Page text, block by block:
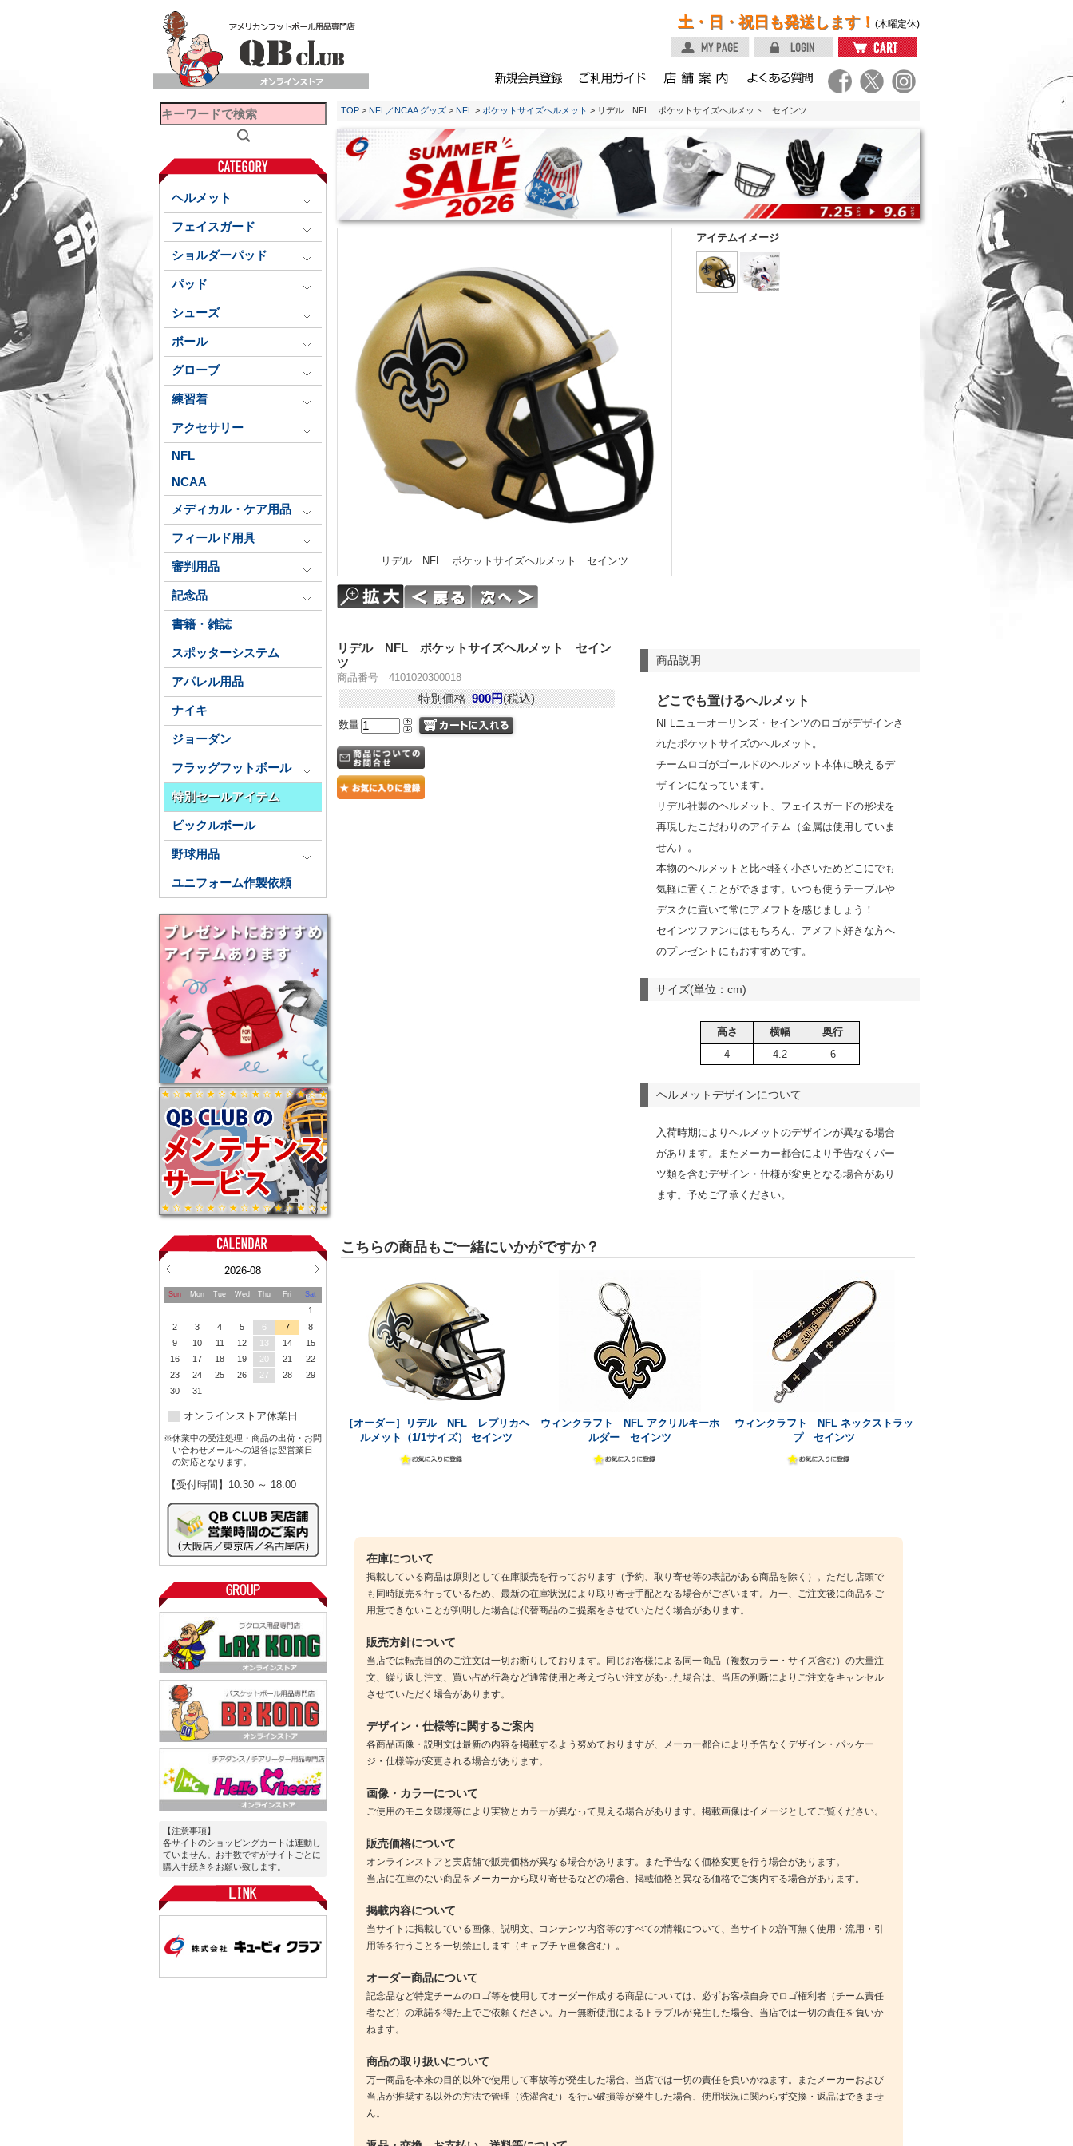
土・日・祝日も発送します！ (木曜定休)
ヘルメット
フェイスガード
ショルダーパッド
パッド
シューズ
ボール
グローブ
練習着
アクセサリー
NFL
NCAA
メディカル・ケア用品
フィールド用具
審判用品
記念品
書籍・雑誌
スポッターシステム
アパレル用品
ナイキ
ジョーダン
フラッグフットボール
特別セールアイテム
ピックルボール
野球用品
ユニフォーム作製依頼
2026-08
Sun Mon Tue Wed Thu Fri Sat
1
2
3 4 5 6 7
8
9
10 11 12 13 14
15
16
17 18 19 20 21
22
23
24 25 26 27 28
29
30
31
オンラインストア休業日
※休業中の受注処理・商品の出荷・お問
い合わせメールへの返答は翌営業日
の対応となります。
【受付時間】10:30 ～ 18:00
【注意事項】
各サイトのショッピングカートは連動し
ていません。お手数ですがサイトごとに
購入手続きをお願い致します。
TOP > NFL／NCAA グッズ > NFL > ポケットサイズヘルメット > リデル NFL ポケットサイズヘルメット セインツ
アイテムイメージ
リデル NFL ポケットサイズヘルメット セインツ
商品説明
どこでも置けるヘルメット
NFLニューオーリンズ・セインツのロゴがデザインさ
れたポケットサイズのヘルメット。
チームロゴがゴールドのヘルメット本体に映えるデ
ザインになっています。
リデル社製のヘルメット、フェイスガードの形状を
再現したこだわりのアイテム（金属は使用していま
せん）。
本物のヘルメットと比べ軽く小さいためどこにでも
気軽に置くことができます。いつも使うテーブルや
デスクに置いて常にアメフトを感じましょう！
セインツファンにはもちろん、アメフト好きな方へ
のプレゼントにもおすすめです。
サイズ(単位：cm)
高さ 横幅
奥行
4
4.2 6
ヘルメットデザインについて
入荷時期によりヘルメットのデザインが異なる場合
があります。またメーカー都合により予告なくパー
ツ類を含むデザイン・仕様が変更となる場合があり
ます。予めご了承ください。
リデル NFL ポケットサイズヘルメット セイン
ツ
商品番号 4101020300018
特別価格 900円(税込)
数量
こちらの商品もご一緒にいかがですか？
［オーダー］リデル NFL レプリカヘ
ルメット（1/1サイズ） セインツ
ウィンクラフト NFL アクリルキーホ
ルダー セインツ
ウィンクラフト NFL ネックストラッ
プ セインツ
在庫について
掲載している商品は原則として在庫販売を行っております（予約、取り寄せ等の表記がある商品を除く）。ただし店頭で
も同時販売を行っているため、最新の在庫状況により取り寄せ手配となる場合がございます。万一、ご注文後に商品をご
用意できないことが判明した場合は代替商品のご提案をさせていただく場合があります。
販売方針について
当店では転売目的のご注文は一切お断りしております。同じお客様による同一商品（複数カラー・サイズ含む）の大量注
文、繰り返し注文、買い占め行為など通常使用と考えづらい注文があった場合は、当店の判断によりご注文をキャンセル
させていただく場合があります。
デザイン・仕様等に関するご案内
各商品画像・説明文は最新の内容を掲載するよう努めておりますが、メーカー都合により予告なくデザイン・パッケー
ジ・仕様等が変更される場合があります。
画像・カラーについて
ご使用のモニタ環境等により実物とカラーが異なって見える場合があります。掲載画像はイメージとしてご覧ください。
販売価格について
オンラインストアと実店舗で販売価格が異なる場合があります。また予告なく価格変更を行う場合があります。
当店に在庫のない商品をメーカーから取り寄せるなどの場合、掲載価格と異なる価格でご案内する場合があります。
掲載内容について
当サイトに掲載している画像、説明文、コンテンツ内容等のすべての情報について、当サイトの許可無く使用・流用・引
用等を行うことを一切禁止します（キャプチャ画像含む）。
オーダー商品について
記念品など特定チームのロゴ等を使用してオーダー作成する商品については、必ずお客様自身でロゴ権利者（チーム責任
者など）の承諾を得た上でご依頼ください。万一無断使用によるトラブルが発生した場合、当店では一切の責任を負いか
ねます。
商品の取り扱いについて
万一商品を本来の目的以外で使用して事故等が発生した場合、当店では一切の責任を負いかねます。またメーカーおよび
当店が推奨する以外の方法で管理（洗濯含む）を行い破損等が発生した場合、使用状況に関わらず交換・返品はできませ
ん。